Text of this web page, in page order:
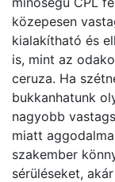
közepesen
kialakítható és
is, mint az
ceruza. Ha
bukkanhatunk
nagyobb
miatt
szakember
sérüléseket,